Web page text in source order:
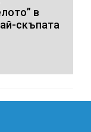
в
скъпата